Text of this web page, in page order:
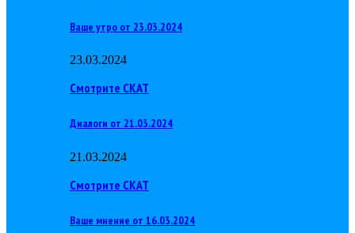
Ваше утро от 23.03.2024
23.03.2024
Смотрите СКАТ
Диалоги от 21.03.2024
21.03.2024
Смотрите СКАТ
Ваше мнение от 16.03.2024